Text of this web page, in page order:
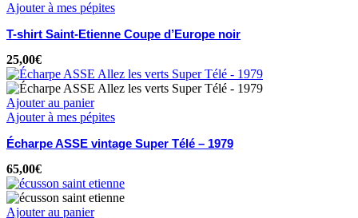
Ajouter à mes pépites
T-shirt Saint-Etienne Coupe d’Europe noir
25,00€
Ajouter au panier
Ajouter à mes pépites
Écharpe ASSE vintage Super Télé – 1979
65,00€
Ajouter au panier